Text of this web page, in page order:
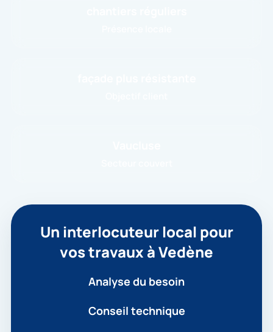
Un interlocuteur local pour
vos travaux à Vedène
Analyse du besoin
Conseil technique